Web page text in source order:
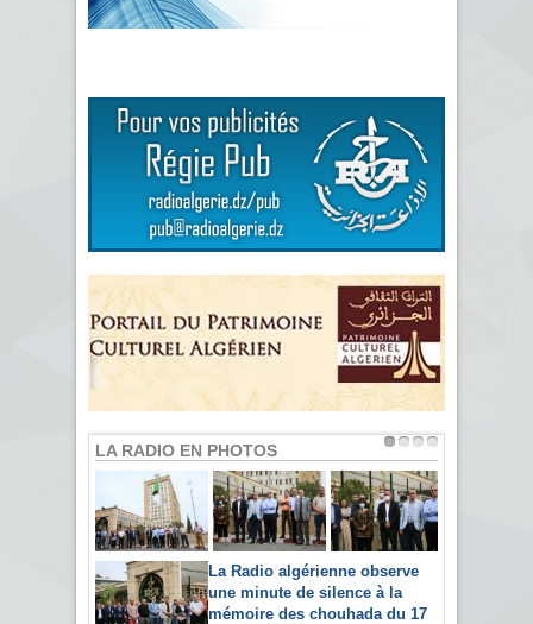
LA RADIO EN PHOTOS
La Radio algérienne observe
une minute de silence à la
mémoire des chouhada du 17